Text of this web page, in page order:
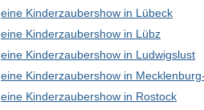
eine Kinderzaubershow in Lübeck
eine Kinderzaubershow in Lübz
eine Kinderzaubershow in Ludwigslust
eine Kinderzaubershow in
eine Kinderzaubershow in Rostock